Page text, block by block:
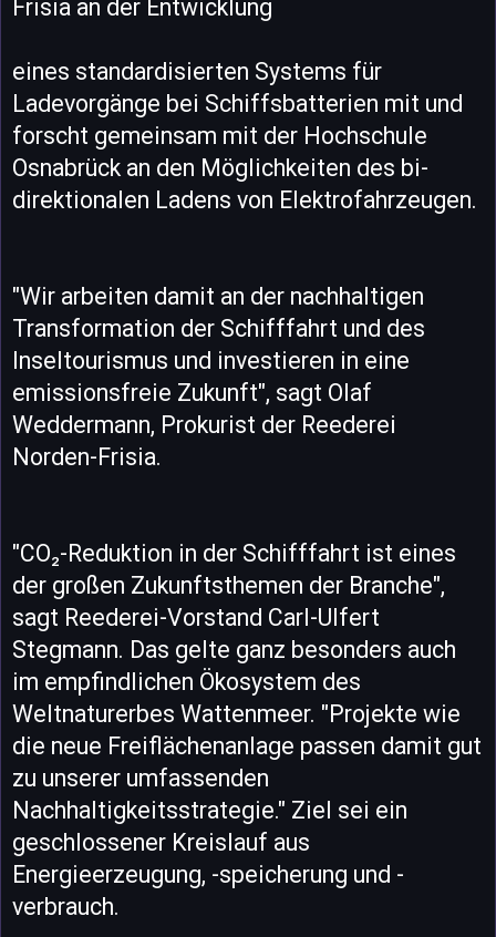
Frisia an der Entwicklung
eines standardisierten Systems für
Ladevorgänge bei Schiffsbatterien mit und
forscht gemeinsam mit der Hochschule
Osnabrück an den Möglichkeiten des bi-
direktionalen Ladens von Elektrofahrzeugen.
"Wir arbeiten damit an der nachhaltigen
Transformation der Schifffahrt und des
Inseltourismus und investieren in eine
emissionsfreie Zukunft", sagt Olaf
Weddermann, Prokurist der Reederei
Norden-Frisia.
"CO₂-Reduktion in der Schifffahrt ist eines
der großen Zukunftsthemen der Branche",
sagt Reederei-Vorstand Carl-Ulfert
Stegmann. Das gelte ganz besonders auch
im empfindlichen Ökosystem des
Weltnaturerbes Wattenmeer. "Projekte wie
die neue Freiflächenanlage passen damit gut
zu unserer umfassenden
Nachhaltigkeitsstrategie." Ziel sei ein
geschlossener Kreislauf aus
Energieerzeugung, -speicherung und -
verbrauch.